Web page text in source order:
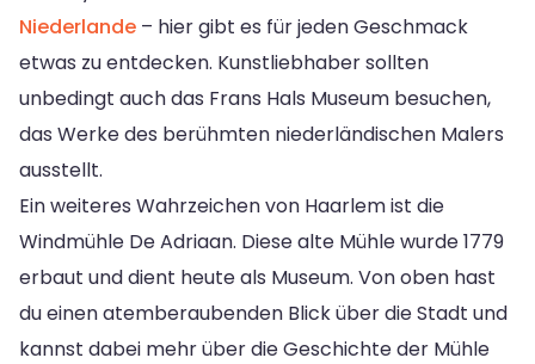
Niederlande – hier gibt es für jeden Geschmack
etwas zu entdecken. Kunstliebhaber sollten
unbedingt auch das Frans Hals Museum besuchen,
das Werke des berühmten niederländischen Malers
ausstellt.
Ein weiteres Wahrzeichen von Haarlem ist die
Windmühle De Adriaan. Diese alte Mühle wurde 1779
erbaut und dient heute als Museum. Von oben hast
du einen atemberaubenden Blick über die Stadt und
kannst dabei mehr über die Geschichte der Mühle